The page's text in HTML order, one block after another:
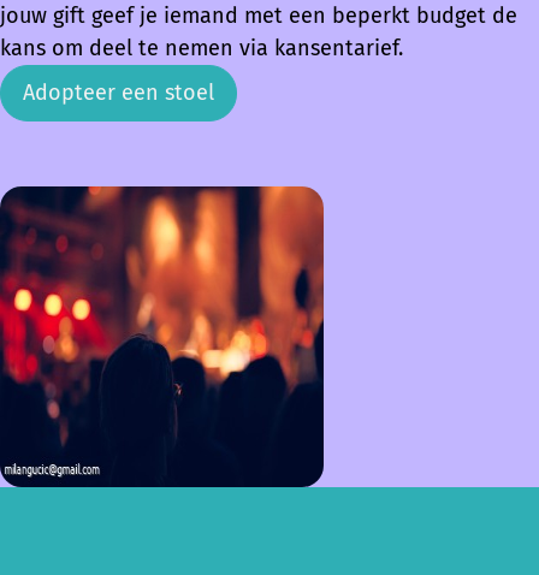
jouw gift geef je iemand met een beperkt budget de
kans om deel te nemen via kansentarief.
Adopteer een stoel